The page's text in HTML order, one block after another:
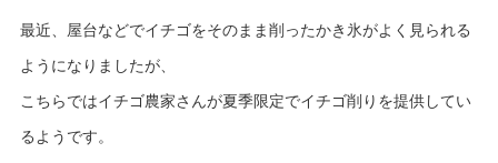
最近、屋台などでイチゴをそのまま削ったかき氷がよく見られる
ようになりましたが、
こちらではイチゴ農家さんが夏季限定でイチゴ削りを提供してい
るようです。